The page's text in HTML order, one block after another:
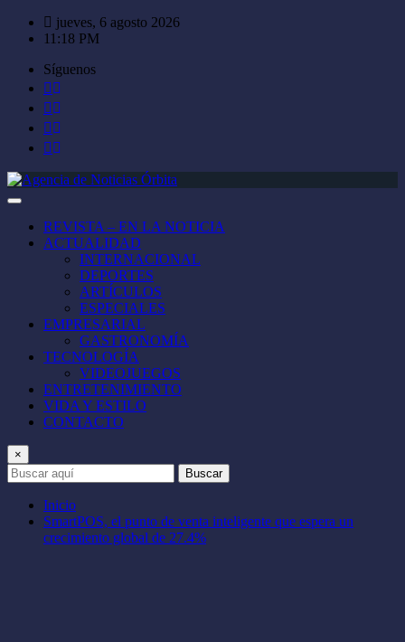
Saltar
jueves, 6 agosto 2026
11:18 PM
Síguenos
REVISTA – EN LA NOTICIA
ACTUALIDAD
INTERNACIONAL
DEPORTES
ARTÍCULOS
ESPECIALES
EMPRESARIAL
GASTRONOMÍA
TECNOLOGÍA
VIDEOJUEGOS
ENTRETENIMIENTO
VIDA Y ESTILO
CONTACTO
×
Buscar
Inicio
SmartPOS, el punto de venta inteligente que espera un
crecimiento global de 27.4%